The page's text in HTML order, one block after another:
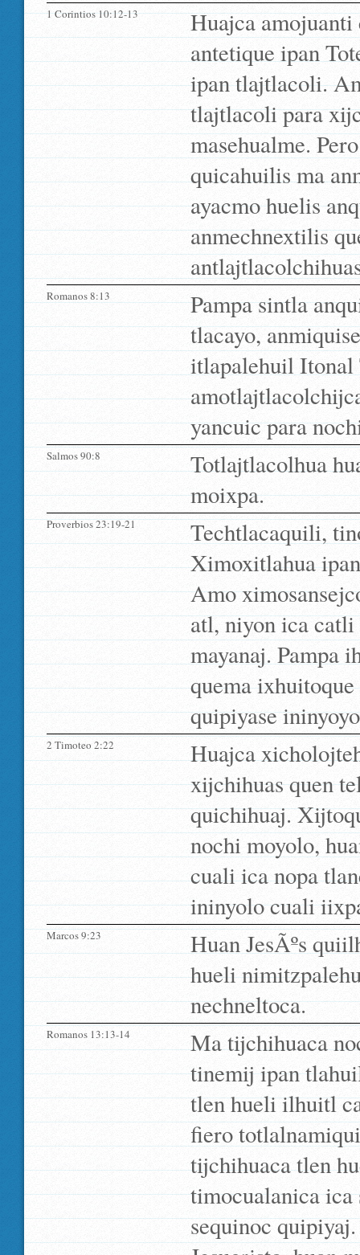
1 Corintios 10:12-13
Huajca
antetique ipan
ipan tlajtlacoli.
tlajtlacoli para
masehualme.
quicahuilis ma
ayacmo huelis
anmechnextilis
Romanos 8:13
Pampa sintla
tlacayo,
itlapalehuil Itonal
yancuic para
Salmos 90:8
Totlajtlacolhua
moixpa.
Proverbios 23:19-21
Techtlacaquili,
Ximoxitlahua
Amo
atl, niyon ica catli
mayanaj. Pampa
quema
quipiyase
2 Timoteo 2:22
Huajca
xijchihuas quen
quichihuaj.
nochi moyolo,
cuali ica nopa
ininyolo cuali
Marcos 9:23
Huan JesÃºs
hueli
nechneltoca.
Romanos 13:13-14
Ma tijchihuaca
tinemij ipan
tlen hueli ilhuitl
fiero
tijchihuaca tlen
timocualanica
sequinoc